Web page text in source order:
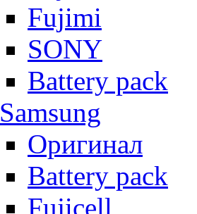
Fujimi
SONY
Battery pack
Samsung
Оригинал
Battery pack
Fujicell